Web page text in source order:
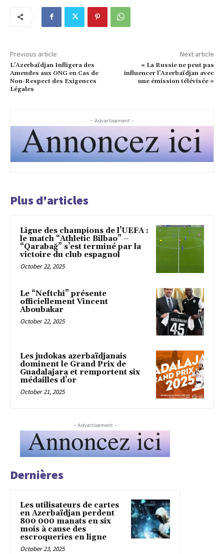
Previous article
L’Azerbaïdjan Infligera des
Amendes aux ONG en Cas de
Non-Respect des Exigences
Légales
Next article
« La Russie ne peut pas
influencer l’Azerbaïdjan avec
une émission télévisée »
- Advertisement -
Plus d'articles
Ligue des champions de l’UEFA :
le match “Athletic Bilbao” –
“Qarabağ” s’est terminé par la
victoire du club espagnol
October 22, 2025
Le “Neftchi” présente
officiellement Vincent
Aboubakar
October 22, 2025
Les judokas azerbaïdjanais
dominent le Grand Prix de
Guadalajara et remportent six
médailles d’or
October 21, 2025
- Advertisement -
Dernières
Les utilisateurs de cartes
en Azerbaïdjan perdent
800 000 manats en six
mois à cause des
escroqueries en ligne
October 23, 2025